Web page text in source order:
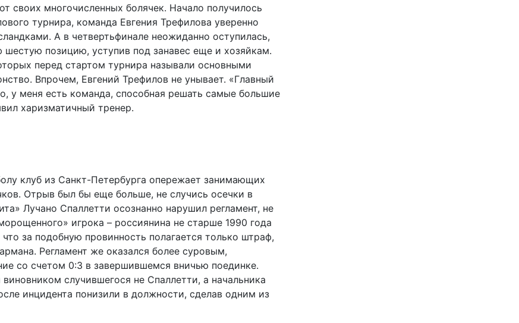
своих многочисленных болячек. Начало получилось
турнира, команда Евгения Трефилова уверенно
А в четвертьфинале неожиданно оступилась,
позицию, уступив под занавес еще и хозяйкам.
перед стартом турнира называли основными
Впрочем, Евгений Трефилов не унывает. «Главный
у меня есть команда, способная решать самые большие
харизматичный тренер.
клуб из Санкт-Петербурга опережает занимающих
Отрыв был бы еще больше, не случись осечки в
Лучано Спаллетти осознанно нарушил регламент, не
игрока – россиянина не старше 1990 года
за подобную провинность полагается только штраф,
Регламент же оказался более суровым,
со счетом 0:3 в завершившемся вничью поединке.
случившегося не Спаллетти, а начальника
инцидента понизили в должности, сделав одним из